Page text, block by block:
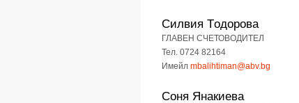
Силвия Тодорова
ГЛАВЕН СЧЕТОВОДИТЕЛ
Тел. 0724 82164
Имейл mbalihtiman@abv.bg
Соня Янакиева